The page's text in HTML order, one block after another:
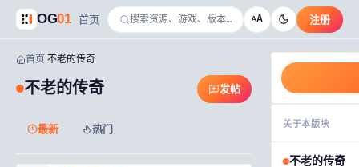
OG01 首页 AA 注册
首页 不老的传奇
不老的传奇 发帖
最新 热门 关于本版块
不老的传奇